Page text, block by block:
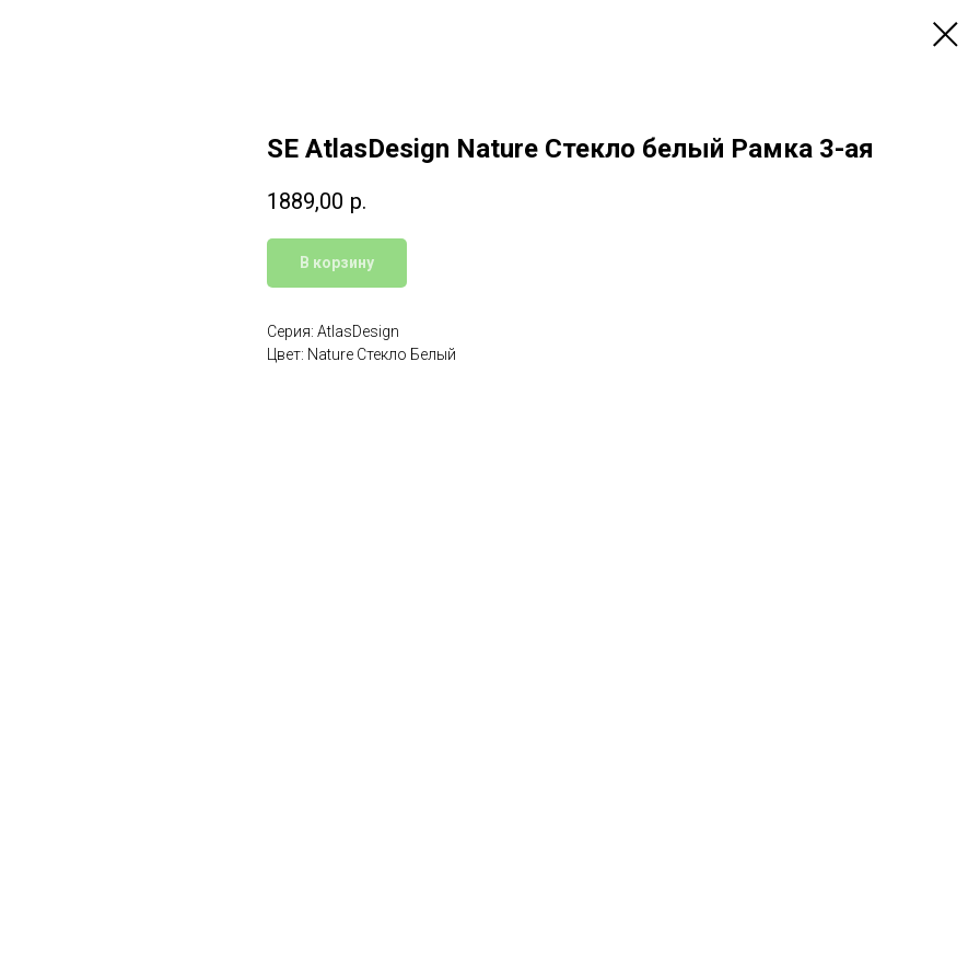
SE AtlasDesign Nature Стекло белый Рамка 3-ая
1889,00 р.
В корзину
Серия: AtlasDesign
Цвет: Nature Стекло Белый